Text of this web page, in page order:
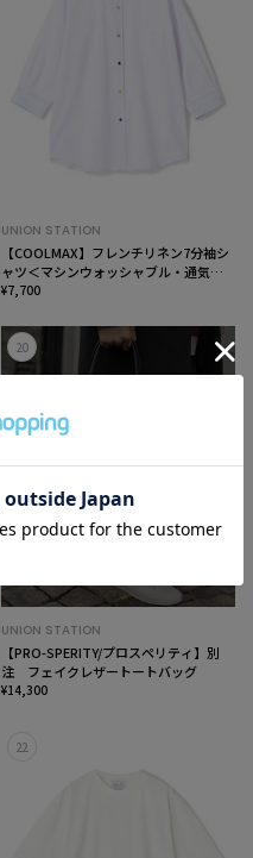
UNION STATION
【COOLMAX】フレンチリネン7分袖シ
ャツ＜マシンウォッシャブル・通気性
＞
¥7,700
20
SOLDOUT
UNION STATION
【PRO-SPERITY/プロスペリティ】別
注 フェイクレザートートバッグ
¥14,300
22